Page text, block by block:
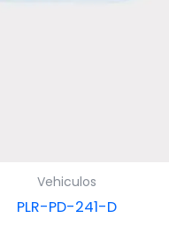
Vehiculos
PLR-PD-241-D